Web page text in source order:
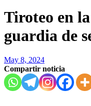
Tiroteo en
guardia de
May 8, 2024
Compartir noticia